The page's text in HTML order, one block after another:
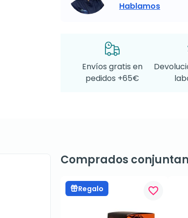
Hablamos
Envíos gratis en
pedidos +65€
Comprados
Regalo favorite_border